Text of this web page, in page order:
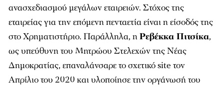
ανασχεδιασμού μεγάλων εταιρειών. Στόχος της
εταιρείας για την επόμενη πενταετία είναι η είσοδός της
στο Χρηματιστήριο. Παράλληλα, ηΡεβέκκα Πιτσίκα,
ως υπεύθυνη του Μητρώου Στελεχών της Νέας
Δημοκρατίας, επαναλάνσαρε το σχετικό site τον
Απρίλιο του 2020 και υλοποίησε την οργάνωσή του